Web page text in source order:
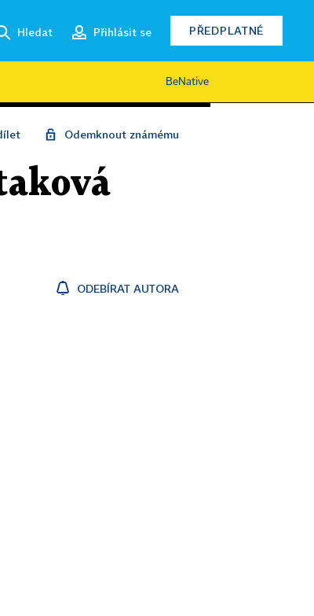
Hledat Přihlásit se PŘEDPLATNÉ
BeNative
Odemknout známému
ODEBÍRAT AUTORA